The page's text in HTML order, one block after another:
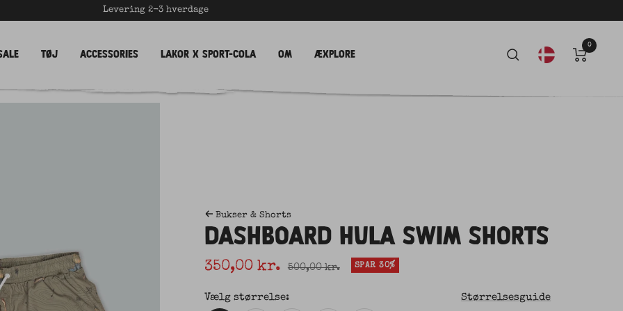
Levering 2-3 hverdage
Tøj Accessories LAKOR x Sport-Cola Om Æxplore
0
Bukser & Shorts
DASHBOARD HULA SWIM SHORTS
Udsalgspris
350,00 kr. Normal pris
500,00 kr. SPAR 30%
Vælg størrelse: Størrelsesguide